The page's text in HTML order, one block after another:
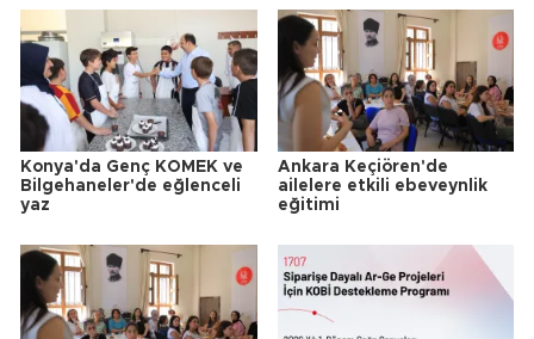
Konya'da Genç KOMEK ve
Bilgehaneler'de eğlenceli
yaz
Ankara Keçiören'de
ailelere etkili ebeveynlik
eğitimi